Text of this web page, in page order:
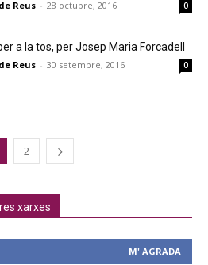
Reus - 28 octubre, 2016 0
a la tos, per Josep Maria Forcadell
Reus - 30 setembre, 2016 0
2
xarxes
M' AGRADA